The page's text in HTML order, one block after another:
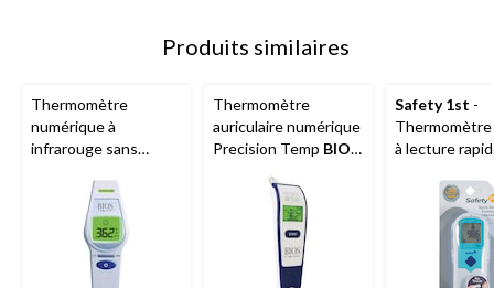
Produits similaires
Thermomètre
numérique à
infrarouge sans
Diagnostics , lecture
en 1 seconde
Thermomètre
auriculaire numérique
Precision Temp BIOS
Bluetooth, lecture en
1 seconde
Safety 1st -
à lecture